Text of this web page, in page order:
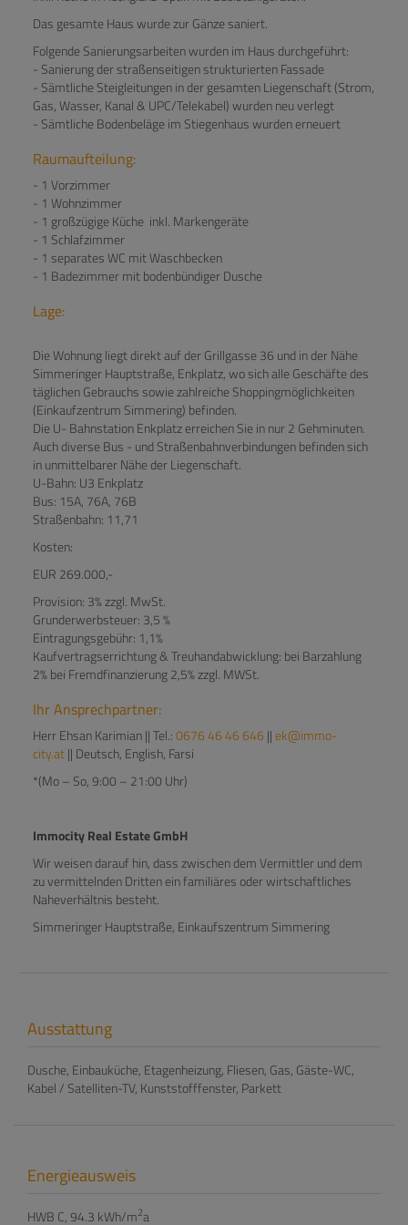
Das gesamte Haus wurde zur Gänze saniert.
Folgende Sanierungsarbeiten wurden im Haus durchgeführt:
- Sanierung der straßenseitigen strukturierten Fassade
- Sämtliche Steigleitungen in der gesamten Liegenschaft (Strom,
Gas, Wasser, Kanal & UPC/Telekabel) wurden neu verlegt
- Sämtliche Bodenbeläge im Stiegenhaus wurden erneuert
Raumaufteilung:
- 1 Vorzimmer
- 1 Wohnzimmer
- 1 großzügige Küche inkl. Markengeräte
- 1 Schlafzimmer
- 1 separates WC mit Waschbecken
- 1 Badezimmer mit bodenbündiger Dusche
Lage:
Die Wohnung liegt direkt auf der Grillgasse 36 und in der Nähe
Simmeringer Hauptstraße, Enkplatz, wo sich alle Geschäfte des
täglichen Gebrauchs sowie zahlreiche Shoppingmöglichkeiten
(Einkaufzentrum Simmering) befinden.
Die U- Bahnstation Enkplatz erreichen Sie in nur 2 Gehminuten.
Auch diverse Bus - und Straßenbahnverbindungen befinden sich
in unmittelbarer Nähe der Liegenschaft.
U-Bahn: U3 Enkplatz
Bus: 15A, 76A, 76B
Straßenbahn: 11,71
Kosten:
EUR 269.000,-
Provision: 3% zzgl. MwSt.
Grunderwerbsteuer: 3,5 %
Eintragungsgebühr: 1,1%
Kaufvertragserrichtung & Treuhandabwicklung: bei Barzahlung
2% bei Fremdfinanzierung 2,5% zzgl. MWSt.
Ihr Ansprechpartner:
Herr Ehsan Karimian || Tel.:0676 46 46 646 ||ek@immo-
city.at|| Deutsch, English, Farsi
*(Mo – So, 9:00 – 21:00 Uhr)
Immocity Real Estate GmbH
Wir weisen darauf hin, dass zwischen dem Vermittler und dem
zu vermittelnden Dritten ein familiäres oder wirtschaftliches
Naheverhältnis besteht.
Simmeringer Hauptstraße, Einkaufszentrum Simmering
Ausstattung
Dusche Einbauküche Etagenheizung Fliesen Gas Gäste-WC
Kabel / Satelliten-TV Kunststofffenster Parkett
Energieausweis
HWB C, 94.3 kWh/m2a